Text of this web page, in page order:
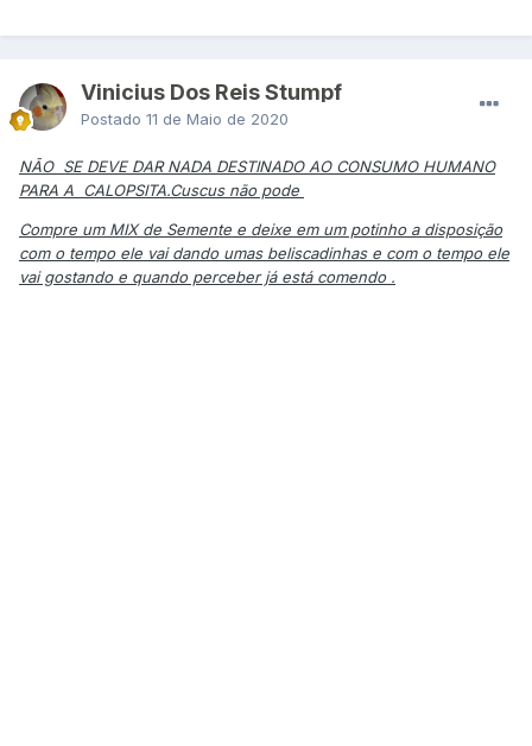
Vinicius Dos Reis Stumpf
Postado 11 de Maio de 2020
NÃO SE DEVE DAR NADA DESTINADO AO CONSUMO HUMANO
PARA A CALOPSITA.Cuscus não pode
Compre um MIX de Semente e deixe em um potinho a disposição
com o tempo ele vai dando umas beliscadinhas e com o tempo ele
vai gostando e quando perceber já está comendo .